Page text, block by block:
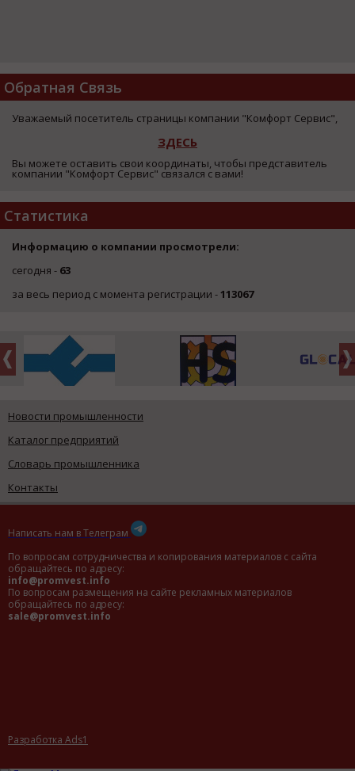
Обратная Связь
Уважаемый посетитель страницы компании "Комфорт Сервис",
ЗДЕСЬ
Вы можете оставить свои координаты, чтобы представитель
компании "Комфорт Сервис" связался с вами!
Статистика
Информацию о компании просмотрели:
сегодня - 63
за весь период с момента регистрации -113067
Новости промышленности
Каталог предприятий
Словарь промышленника
Контакты
Написать нам в Телеграм
По вопросам сотрудничества и копирования материалов с сайта
обращайтесь по адресу:
info@promvest.info
По вопросам размещения на сайте рекламных материалов
обращайтесь по адресу:
sale@promvest.info
Разработка Ads1